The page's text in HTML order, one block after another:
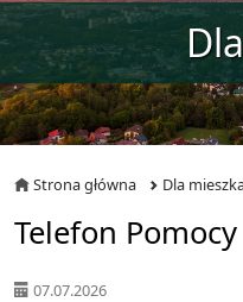
Strona główna Dla
Telefon
07.07.2026